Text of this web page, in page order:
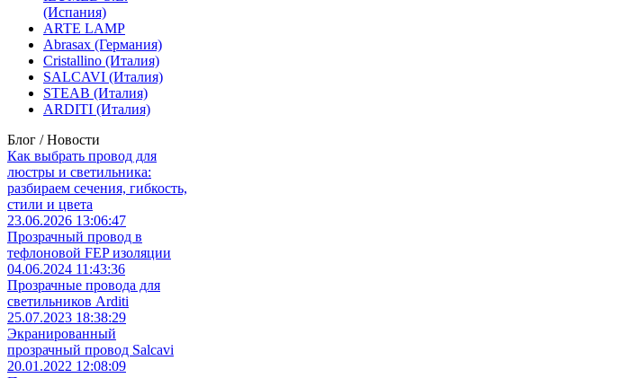
(Испания)
ARTE LAMP
Abrasax (Германия)
Cristallino (Италия)
SALCAVI (Италия)
STEAB (Италия)
ARDITI (Италия)
Блог / Новости
Как выбрать провод для
люстры и светильника:
разбираем сечения, гибкость,
стили и цвета
23.06.2026 13:06:47
Прозрачный провод в
тефлоновой FEP изоляции
04.06.2024 11:43:36
Прозрачные провода для
светильников Arditi
25.07.2023 18:38:29
Экранированный
прозрачный провод Salcavi
20.01.2022 12:08:09